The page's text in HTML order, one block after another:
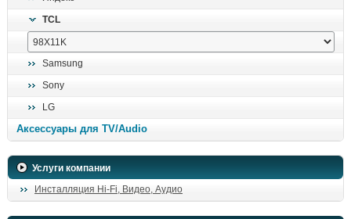
отопительные котлы
TCL
Samsung
Sony
LG
Аксессуары для TV/Audio
Услуги компании
Инсталляция Hi-Fi, Видео, Аудио